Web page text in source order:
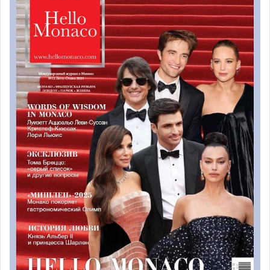
Богемная атмосфера Sass Café переместилась под
звёзды арабской пустыни. Новость о том, что
популярная концепция из Монако теперь появилась в
регионе Среднего Востока подхватили местные СМИ. На
открытии гостей приветствовал владелец заведения, и
приглашенная звезда — американский исполнитель
Khalid.
В меню гости встретят блюда средиземноморской кухни
и новые гастрономические предложенияиз Латинской
Америки. Sass Café проведет в пустыне зимовку, которая
считается самым популярным сезоном в Саудовской
Аравии.
32 редких работы Пикассо